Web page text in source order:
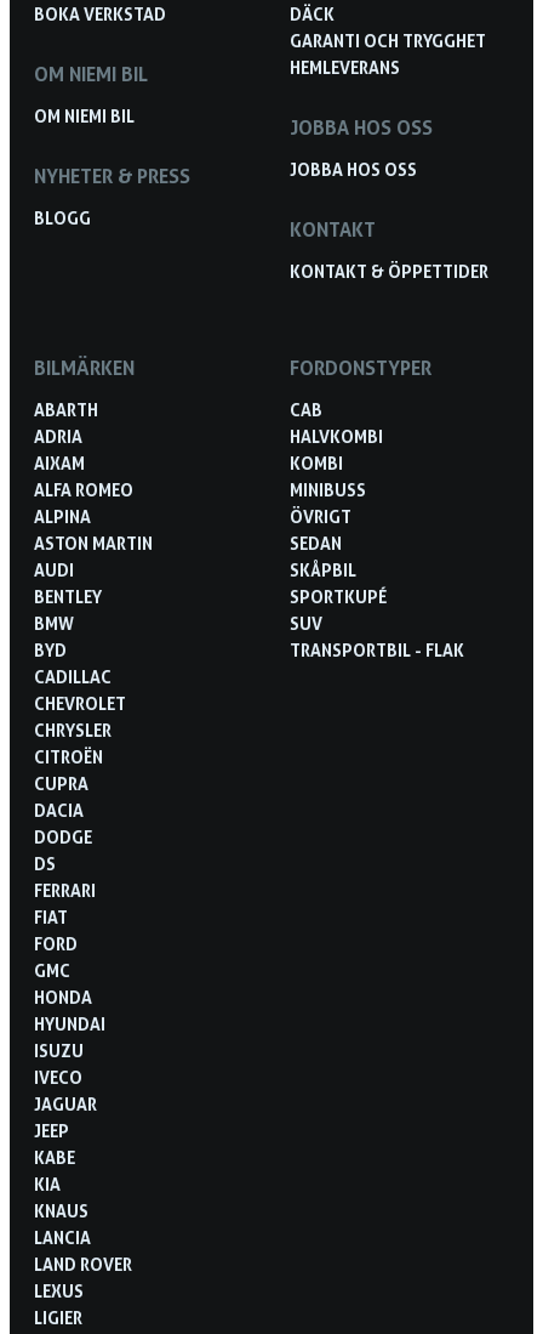
BOKA VERKSTAD
OM NIEMI BIL
OM NIEMI BIL
NYHETER & PRESS
BLOGG
DÄCK
GARANTI OCH TRYGGHET
HEMLEVERANS
JOBBA HOS OSS
JOBBA HOS OSS
KONTAKT
KONTAKT & ÖPPETTIDER
BILMÄRKEN
ABARTH
ADRIA
AIXAM
ALFA ROMEO
ALPINA
ASTON MARTIN
AUDI
BENTLEY
BMW
BYD
CADILLAC
CHEVROLET
CHRYSLER
CITROËN
CUPRA
DACIA
DODGE
DS
FERRARI
FIAT
FORD
GMC
HONDA
HYUNDAI
ISUZU
IVECO
JAGUAR
JEEP
KABE
KIA
KNAUS
LANCIA
LAND ROVER
LEXUS
LIGIER
FORDONSTYPER
CAB
HALVKOMBI
KOMBI
MINIBUSS
ÖVRIGT
SEDAN
SKÅPBIL
SPORTKUPÉ
SUV
TRANSPORTBIL - FLAK